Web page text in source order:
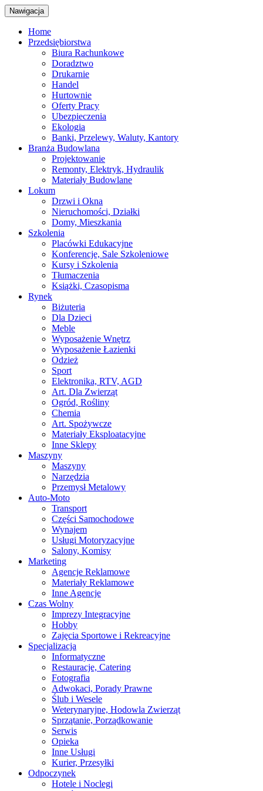
Nawigacja
Home
Przedsiębiorstwa
Biura Rachunkowe
Doradztwo
Drukarnie
Handel
Hurtownie
Oferty Pracy
Ubezpieczenia
Ekologia
Banki, Przelewy, Waluty, Kantory
Branża Budowlana
Projektowanie
Remonty, Elektryk, Hydraulik
Materiały Budowlane
Lokum
Drzwi i Okna
Nieruchomości, Działki
Domy, Mieszkania
Szkolenia
Placówki Edukacyjne
Konferencje, Sale Szkoleniowe
Kursy i Szkolenia
Tłumaczenia
Książki, Czasopisma
Rynek
Biżuteria
Dla Dzieci
Meble
Wyposażenie Wnętrz
Wyposażenie Łazienki
Odzież
Sport
Elektronika, RTV, AGD
Art. Dla Zwierząt
Ogród, Rośliny
Chemia
Art. Spożywcze
Materiały Eksploatacyjne
Inne Sklepy
Maszyny
Maszyny
Narzędzia
Przemysł Metalowy
Auto-Moto
Transport
Części Samochodowe
Wynajem
Usługi Motoryzacyjne
Salony, Komisy
Marketing
Agencje Reklamowe
Materiały Reklamowe
Inne Agencje
Czas Wolny
Imprezy Integracyjne
Hobby
Zajęcia Sportowe i Rekreacyjne
Specjalizacja
Informatyczne
Restauracje, Catering
Fotografia
Adwokaci, Porady Prawne
Ślub i Wesele
Weterynaryjne, Hodowla Zwierząt
Sprzątanie, Porządkowanie
Serwis
Opieka
Inne Usługi
Kurier, Przesyłki
Odpoczynek
Hotele i Noclegi